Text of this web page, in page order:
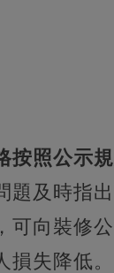
按照公示
題及時指
可向裝修
損失降低。